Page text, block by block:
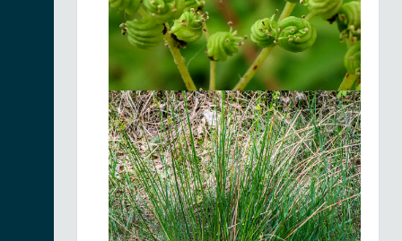
Fiche espèce
de narcisse |
Anemonastrum
narcissiflorum
18/06/2026
Fiche espèce
Anémone à fleurs
de narcisse |
Anemonastrum
narcissiflorum
18/06/2026
Anémone à fleurs
de narcisse |